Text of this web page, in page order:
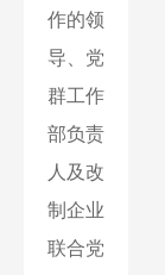
作的领
导、党
群工作
部负责
人及改
制企业
联合党